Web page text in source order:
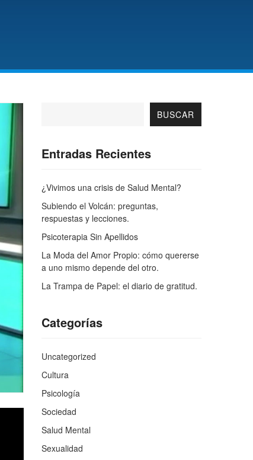
BUSCAR
Entradas Recientes
¿Vivimos una crisis de Salud Mental?
Subiendo el Volcán: preguntas,
respuestas y lecciones.
Psicoterapia Sin Apellidos
La Moda del Amor Propio: cómo quererse
a uno mismo depende del otro.
La Trampa de Papel: el diario de gratitud.
Categorías
Uncategorized
Cultura
Psicología
Sociedad
Salud Mental
Sexualidad